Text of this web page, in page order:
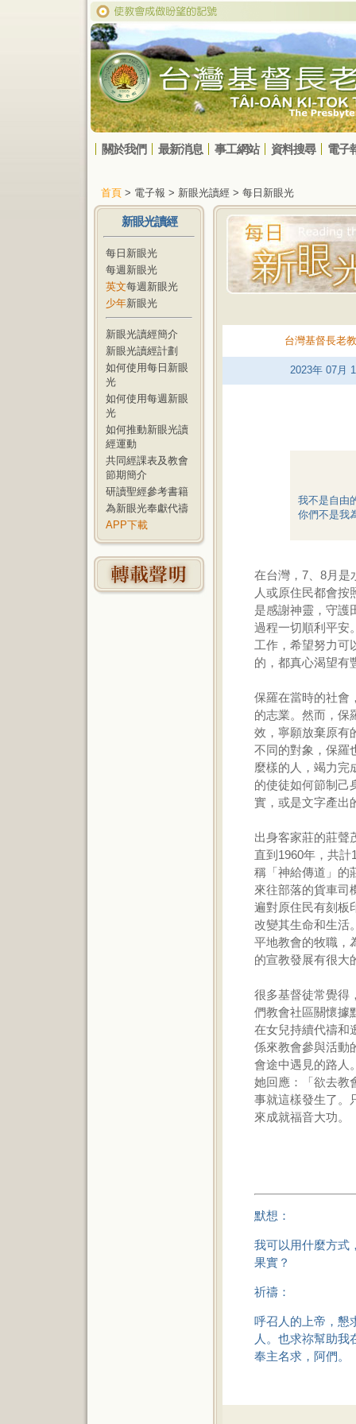
關於我們 最新消息 事工網站 資料搜尋 電子
首頁 > 電子報 > 新眼光讀經 > 每日新眼光
新眼光讀經
每日新眼光
每週新眼光
英文每週新眼光
少年新眼光
新眼光讀經簡介
新眼光讀經計劃
如何使用每日新眼
光
如何使用每週新眼
光
如何推動新眼光讀
經運動
共同經課表及教會
節期簡介
研讀聖經參考書籍
為新眼光奉獻代禱
APP下載
台灣基督長老
2023年 07月
我不是自由
你們不是我
在台灣，7、8月是
人或原住民都會按
是感謝神靈，守護
過程一切順利平安
工作，希望努力可
的，都真心渴望有
保羅在當時的社會
的志業。然而，保
效，寧願放棄原有
不同的對象，保羅
麼樣的人，竭力完
的使徒如何節制己
實，或是文字產出
出身客家莊的莊聲
直到1960年，共
稱「神給傳道」的
來往部落的貨車司
遍對原住民有刻板
改變其生命和生活
平地教會的牧職，
的宣教發展有很大
很多基督徒常覺得
們教會社區關懷據
在女兒持續代禱和
係來教會參與活動
會途中遇見的路人
她回應：「欲去教
事就這樣發生了。
來成就福音大功。
默想：
我可以用什麼方式
果實？
祈禱：
呼召人的上帝，懇
人。也求祢幫助我
奉主名求，阿們。